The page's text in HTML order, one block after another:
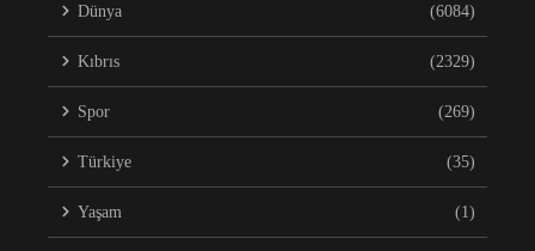
Dünya (6084)
Kıbrıs (2329)
Spor (269)
Türkiye (35)
Yaşam (1)